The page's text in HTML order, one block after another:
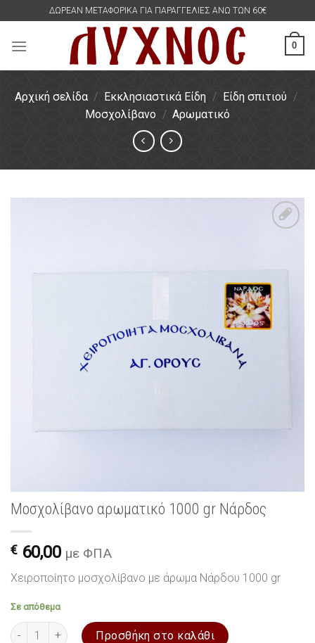
content
ΔΩΡΕΑΝ ΜΕΤΑΦΟΡΙΚΑ ΓΙΑ ΠΑΡΑΓΓΕΛΙΕΣ ΑΝΩ ΤΩΝ 60€
0
Αρχική σελίδα / Εκκλησιαστικά Είδη / Είδη σπιτιού /
Μοσχολίβανο / Αρωματικό
λίστα
επιθυμιών
Μοσχολίβανο αρωματικό 1000 gr Νάρδος
€ 60,00 με ΦΠΑ
Χειροποίητο μοσχολίβανο με άρωμα Νάρδου 1000 gr
Σε απόθεμα
Μοσχολίβανο αρωματικό 1000 gr Νάρδος ποσότητα
Προσθήκη στο καλάθι